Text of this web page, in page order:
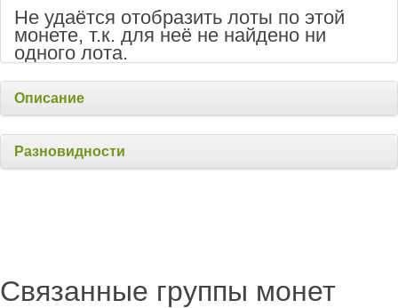
Не удаётся отобразить лоты по этой
монете, т.к. для неё не найдено ни
одного лота.
Описание
Разновидности
Связанные группы монет